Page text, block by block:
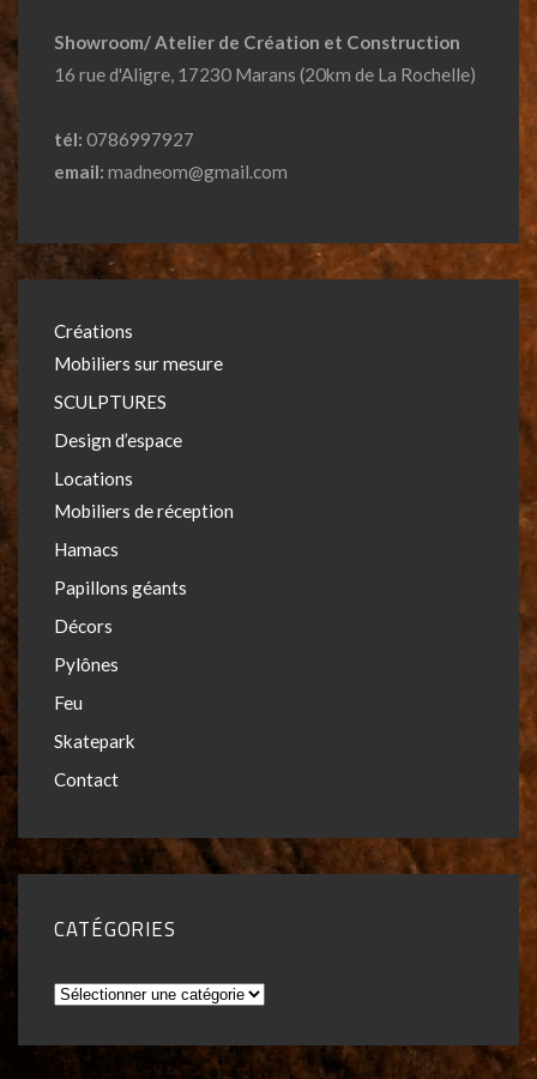
Showroom/ Atelier de Création et Construction
16 rue d'Aligre, 17230 Marans (20km de La Rochelle)
tél: 0786997927
email: madneom@gmail.com
Créations
Mobiliers sur mesure
SCULPTURES
Design d’espace
Locations
Mobiliers de réception
Hamacs
Papillons géants
Décors
Pylônes
Feu
Skatepark
Contact
CATÉGORIES